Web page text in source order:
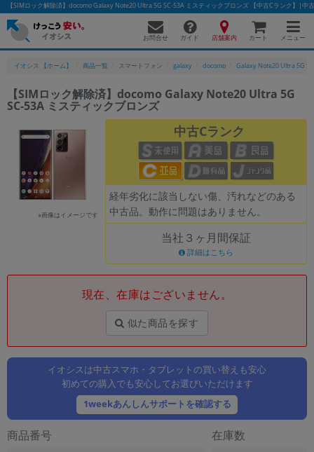
【SIMロック解除済】docomo Galaxy Note20 Ultra 5G SC-53A ミスティックブロンズ 【中古Cランク】|中
お問合せ ガイド 店舗案内 カート メニュー
イオシス 【ホーム】 商品一覧 スマートフォン galaxy docomo Galaxy Note20 Ultra 5G
【SIMロック解除済】docomo Galaxy Note20 Ultra 5G
SC-53A ミスティックブロンズ
※画像はイメージです
中古Cランク
経年劣化に該当しない傷、汚れなどのある
中古品。動作に問題はありません。
当社３ヶ月間保証
詳細はこちら
現在、在庫はございません。
似た商品を探す
イオシスは中古スマホ・タブレットの買い替えも安心
初めての購入でも安心してお選びいただけます
1weekあんしんサポートを確認する
商品番号 在庫数
かんたんパソコン検索に切り替える
フリーワード
除外ワード
人気の検索ワード： Let's note EliteBookMacBook
「スマートフォン」「タブレット」など
製造、販売メーカーの絞り込み
「Apple」「SONY」「SHARP」など
商品の搭載機能による絞り込み
ドライブ